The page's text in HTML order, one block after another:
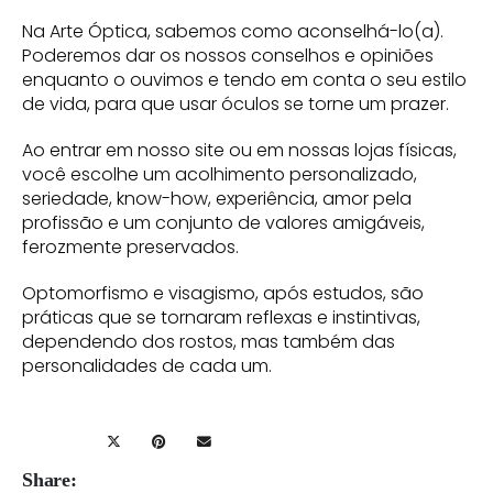
Na Arte Óptica, sabemos como aconselhá-lo(a).
Poderemos dar os nossos conselhos e opiniões
enquanto o ouvimos e tendo em conta o seu estilo
de vida, para que usar óculos se torne um prazer.
Ao entrar em nosso site ou em nossas lojas físicas,
você escolhe um acolhimento personalizado,
seriedade, know-how, experiência, amor pela
profissão e um conjunto de valores amigáveis,
ferozmente preservados.
Optomorfismo e visagismo, após estudos, são
práticas que se tornaram reflexas e instintivas,
dependendo dos rostos, mas também das
personalidades de cada um.
Share: